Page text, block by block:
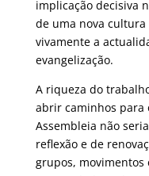
implicação decisiva
de uma nova cultura
vivamente a
evangelização.
A riqueza do
abrir caminhos para
Assembleia não
reflexão e de
grupos, movimentos